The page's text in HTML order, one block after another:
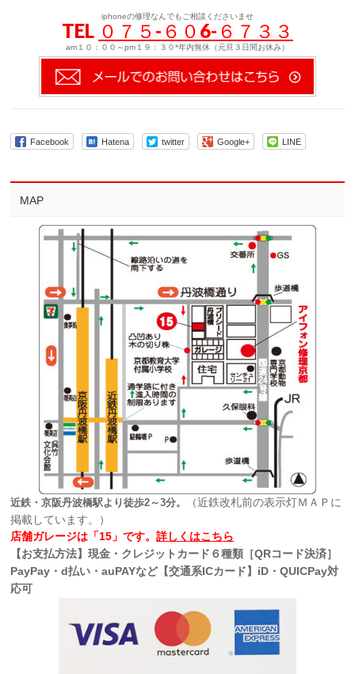
iphoneの修理なんでもご相談くださいませ
TEL ０７５-６０6-６７３３
am１０：００～pm１９：３０*年内無休（元旦３日間お休み）
Facebook Hatena twitter Google+ LINE
MAP
近鉄・京阪丹波橋駅より徒歩2～3分。
（近鉄改札前の表示灯ＭＡＰに
掲載しています。）
店舗ガレージは「15」です。詳しくはこちら
【お支払方法】現金・クレジットカード６種類［QRコード決済］
PayPay・d払い・auPAYなど【交通系ICカード】iD・QUICPay対
応可